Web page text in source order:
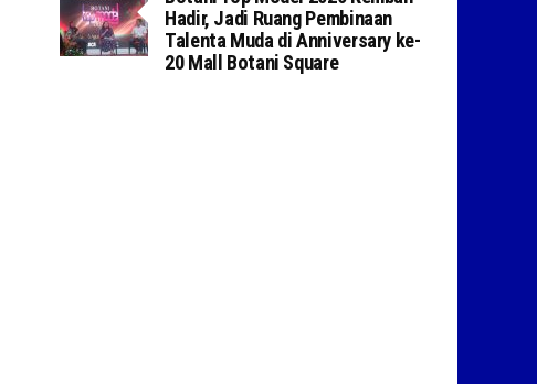
Hadir, Jadi Ruang Pembinaan
Talenta Muda di Anniversary ke-
20 Mall Botani Square